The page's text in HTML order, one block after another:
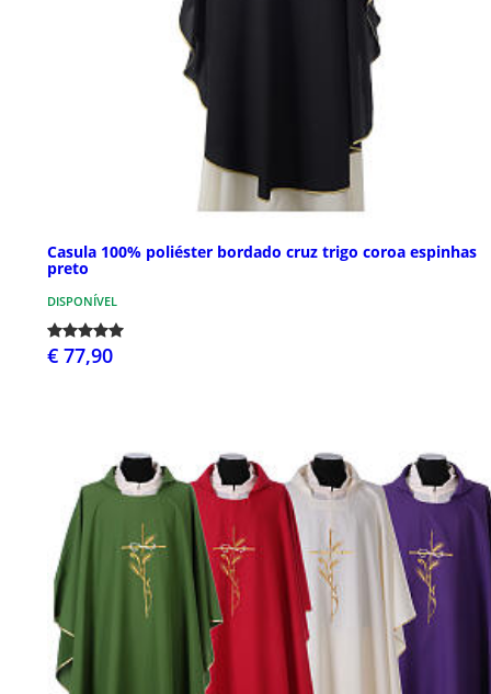
Casula 100% poliéster bordado cruz trigo coroa espinhas
preto
DISPONÍVEL
€ 77,90